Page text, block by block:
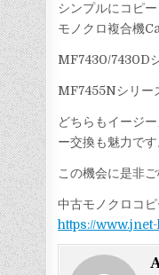
シンプルにコピ
モノクロ複合機
MF7430/7430D
MF7455Nシリー
どちらもイージ
ー交換も魅力です
この機会に是非ご
中古モノクロコ
https://